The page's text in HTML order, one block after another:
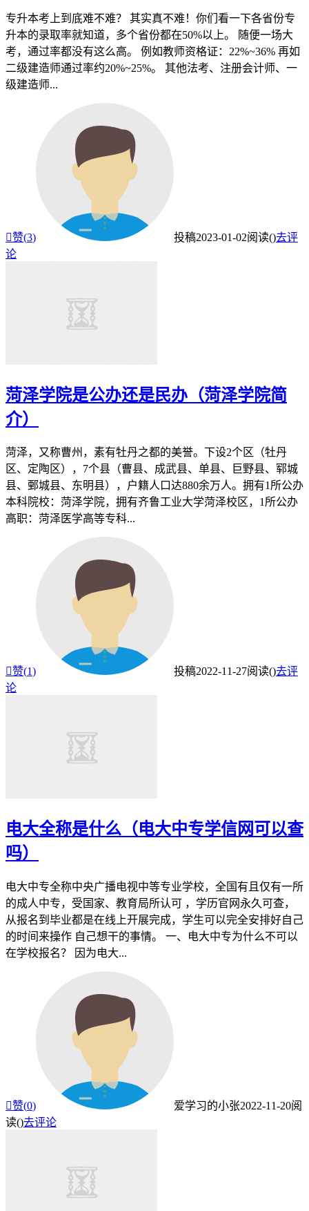
专升本考上到底难不难？ 其实真不难！你们看一下各省份专
升本的录取率就知道，多个省份都在50%以上。 随便一场大
考，通过率都没有这么高。 例如教师资格证：22%~36% 再如
二级建造师通过率约20%~25%。 其他法考、注册会计师、一
级建造师...
赞(3) 投稿2023-01-02阅读()去评
论
菏泽学院是公办还是民办（菏泽学院简
介）
菏泽，又称曹州，素有牡丹之都的美誉。下设2个区（牡丹
区、定陶区），7个县（曹县、成武县、单县、巨野县、郓城
县、鄄城县、东明县），户籍人口达880余万人。拥有1所公办
本科院校：菏泽学院，拥有齐鲁工业大学菏泽校区，1所公办
高职：菏泽医学高等专科...
赞(1) 投稿2022-11-27阅读()去评
论
电大全称是什么（电大中专学信网可以查
吗）
电大中专全称中央广播电视中等专业学校，全国有且仅有一所
的成人中专，受国家、教育局所认可 ，学历官网永久可查，
从报名到毕业都是在线上开展完成，学生可以完全安排好自己
的时间来操作 自己想干的事情。 一、电大中专为什么不可以
在学校报名？ 因为电大...
赞(0) 爱学习的小张2022-11-20阅
读()去评论